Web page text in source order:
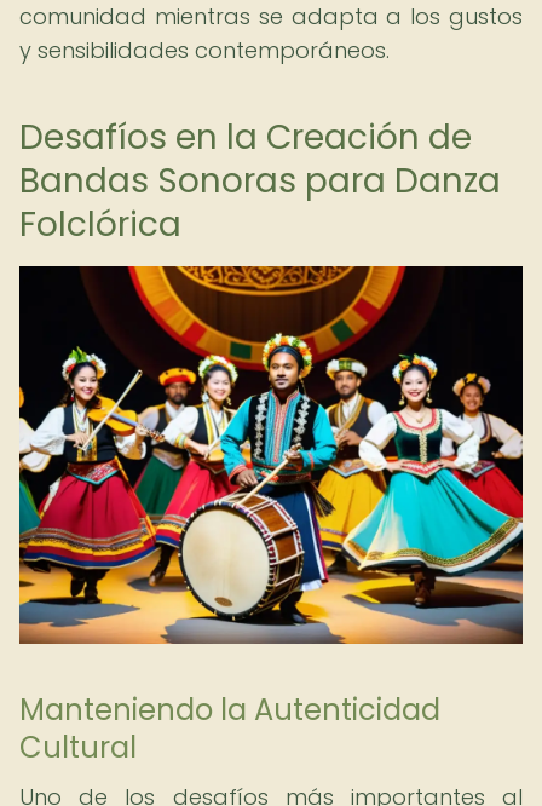
comunidad mientras se adapta a los gustos
y sensibilidades contemporáneos.
Desafíos en la Creación de
Bandas Sonoras para Danza
Folclórica
Manteniendo la Autenticidad
Cultural
Uno de los desafíos más importantes al